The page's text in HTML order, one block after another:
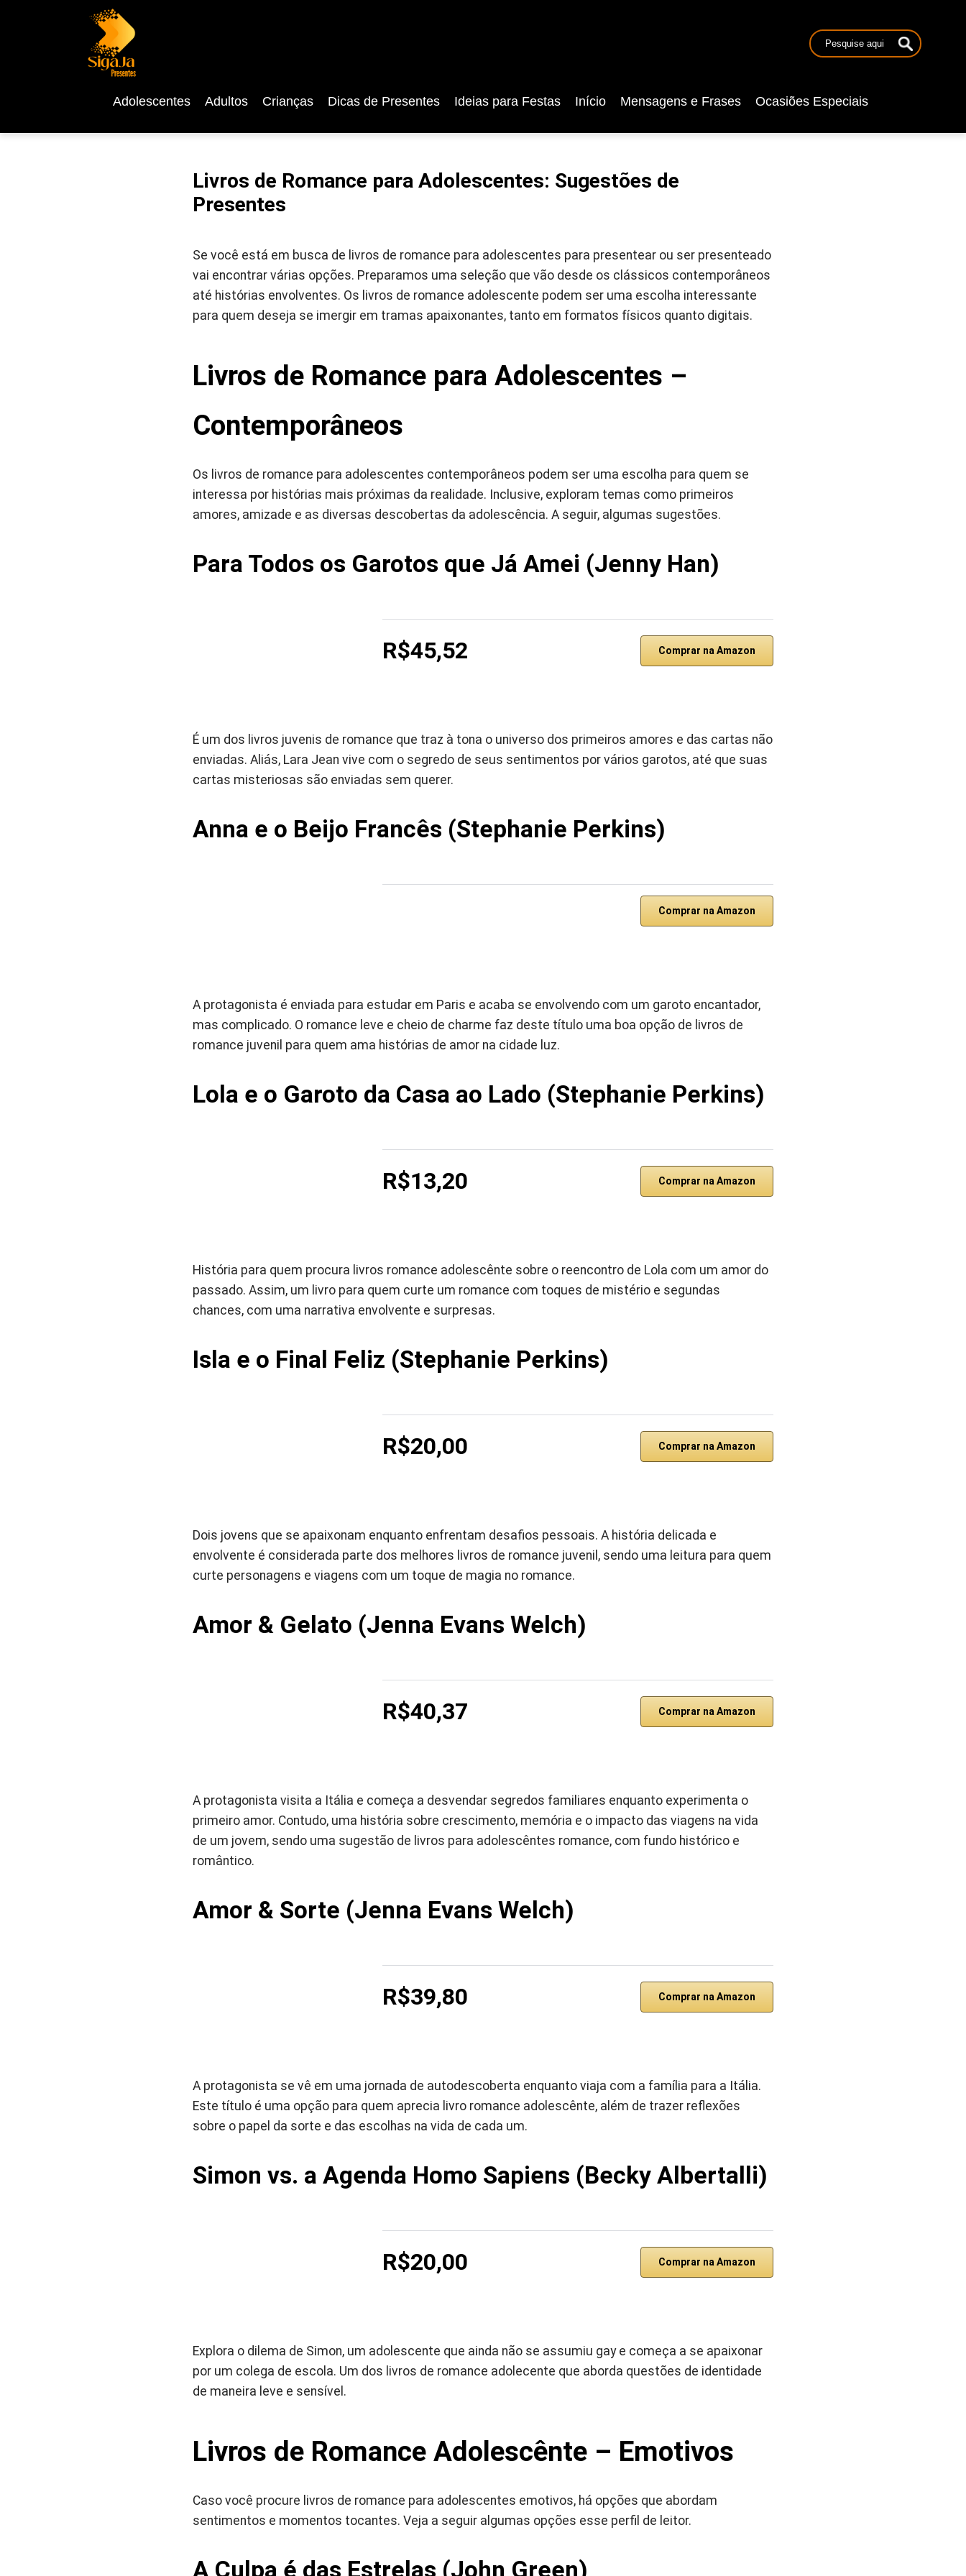
Adolescentes Adultos Crianças Dicas de Presentes Ideias para Festas Início Mensagens e Frases Ocasiões Especiais
Livros de Romance para Adolescentes: Sugestões de
Presentes
Se você está em busca de livros de romance para adolescentes para presentear ou ser presenteado
vai encontrar várias opções. Preparamos uma seleção que vão desde os clássicos contemporâneos
até histórias envolventes. Os livros de romance adolescente podem ser uma escolha interessante
para quem deseja se imergir em tramas apaixonantes, tanto em formatos físicos quanto digitais.
Livros de Romance para Adolescentes –
Contemporâneos
Os livros de romance para adolescentes contemporâneos podem ser uma escolha para quem se
interessa por histórias mais próximas da realidade. Inclusive, exploram temas como primeiros
amores, amizade e as diversas descobertas da adolescência. A seguir, algumas sugestões.
Para Todos os Garotos que Já Amei (Jenny Han)
R$45,52 Comprar na Amazon
É um dos livros juvenis de romance que traz à tona o universo dos primeiros amores e das cartas não
enviadas. Aliás, Lara Jean vive com o segredo de seus sentimentos por vários garotos, até que suas
cartas misteriosas são enviadas sem querer.
Anna e o Beijo Francês (Stephanie Perkins)
Comprar na Amazon
A protagonista é enviada para estudar em Paris e acaba se envolvendo com um garoto encantador,
mas complicado. O romance leve e cheio de charme faz deste título uma boa opção de livros de
romance juvenil para quem ama histórias de amor na cidade luz.
Lola e o Garoto da Casa ao Lado (Stephanie Perkins)
R$13,20 Comprar na Amazon
História para quem procura livros romance adolescênte sobre o reencontro de Lola com um amor do
passado. Assim, um livro para quem curte um romance com toques de mistério e segundas
chances, com uma narrativa envolvente e surpresas.
Isla e o Final Feliz (Stephanie Perkins)
R$20,00 Comprar na Amazon
Dois jovens que se apaixonam enquanto enfrentam desafios pessoais. A história delicada e
envolvente é considerada parte dos melhores livros de romance juvenil, sendo uma leitura para quem
curte personagens e viagens com um toque de magia no romance.
Amor & Gelato (Jenna Evans Welch)
R$40,37 Comprar na Amazon
A protagonista visita a Itália e começa a desvendar segredos familiares enquanto experimenta o
primeiro amor. Contudo, uma história sobre crescimento, memória e o impacto das viagens na vida
de um jovem, sendo uma sugestão de livros para adolescêntes romance, com fundo histórico e
romântico.
Amor & Sorte (Jenna Evans Welch)
R$39,80 Comprar na Amazon
A protagonista se vê em uma jornada de autodescoberta enquanto viaja com a família para a Itália.
Este título é uma opção para quem aprecia livro romance adolescênte, além de trazer reflexões
sobre o papel da sorte e das escolhas na vida de cada um.
Simon vs. a Agenda Homo Sapiens (Becky Albertalli)
R$20,00 Comprar na Amazon
Explora o dilema de Simon, um adolescente que ainda não se assumiu gay e começa a se apaixonar
por um colega de escola. Um dos livros de romance adolecente que aborda questões de identidade
de maneira leve e sensível.
Livros de Romance Adolescênte – Emotivos
Caso você procure livros de romance para adolescentes emotivos, há opções que abordam
sentimentos e momentos tocantes. Veja a seguir algumas opções esse perfil de leitor.
A Culpa é das Estrelas (John Green)